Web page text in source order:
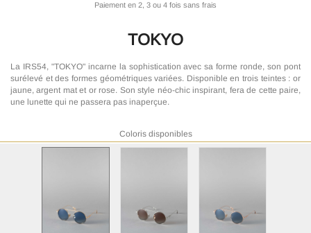
Paiement en 2, 3 ou 4 fois sans frais
TOKYO
La IRS54, "TOKYO" incarne la sophistication avec sa forme ronde, son pont
surélevé et des formes géométriques variées. Disponible en trois teintes : or
jaune, argent mat et or rose. Son style néo-chic inspirant, fera de cette paire,
une lunette qui ne passera pas inaperçue.
Coloris disponibles